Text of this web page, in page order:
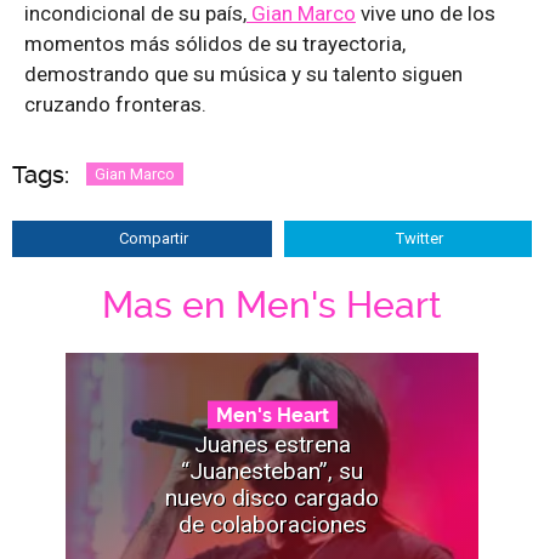
incondicional de su país, Gian Marco vive uno de los
momentos más sólidos de su trayectoria,
demostrando que su música y su talento siguen
cruzando fronteras.
Tags: Gian Marco
Compartir Twitter
Mas en Men's Heart
Men's Heart
Juanes estrena
“Juanesteban”, su
nuevo disco cargado
de colaboraciones